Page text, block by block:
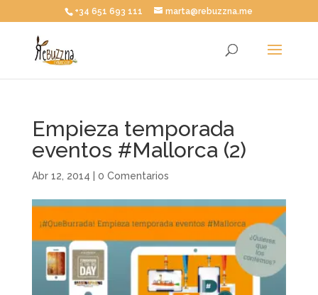
+34 651 693 111 marta@rebuzzna.me
Empieza temporada
eventos #Mallorca (2)
Abr 12, 2014 0 Comentarios